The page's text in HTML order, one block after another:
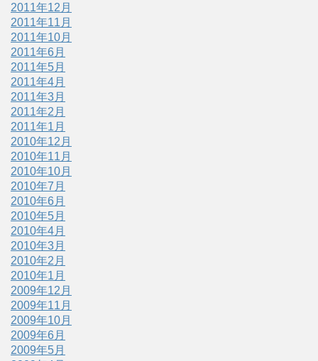
2011年12月
2011年11月
2011年10月
2011年6月
2011年5月
2011年4月
2011年3月
2011年2月
2011年1月
2010年12月
2010年11月
2010年10月
2010年7月
2010年6月
2010年5月
2010年4月
2010年3月
2010年2月
2010年1月
2009年12月
2009年11月
2009年10月
2009年6月
2009年5月